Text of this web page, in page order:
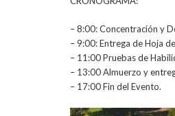
– 8:00: Concentración y
– 9:00: Entrega de Hoja
– 11:00 Pruebas de
– 13:00 Almuerzo y
– 17:00 Fin del Evento.